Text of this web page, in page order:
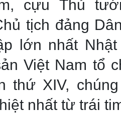
cựu Thủ
tịch đảng
lớn nhất Nhật
Việt Nam tổ
thứ XIV,
nhất từ trái